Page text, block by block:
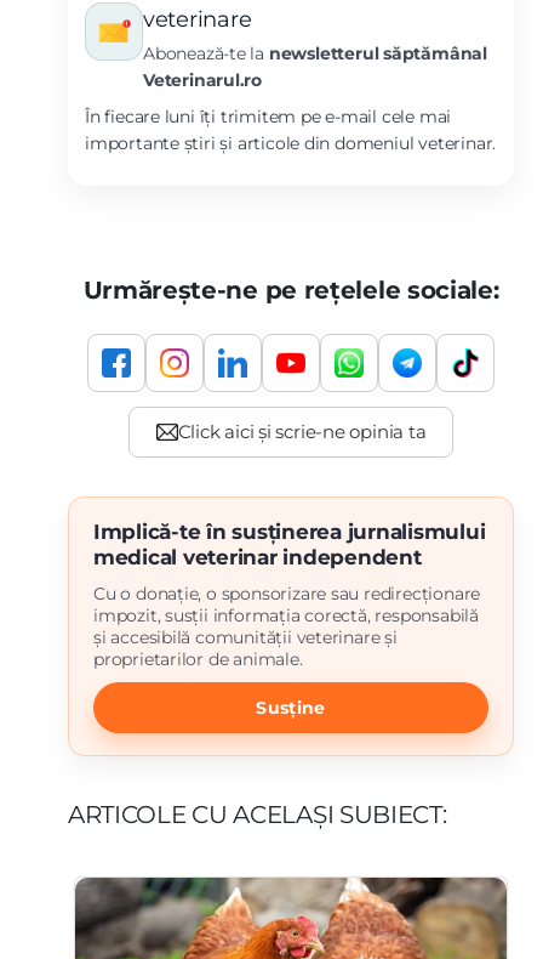
veterinare
Abonează-te la newsletterul săptămânal
Veterinarul.ro
În fiecare luni îți trimitem pe e-mail cele mai
importante știri și articole din domeniul veterinar.
Urmărește-ne pe rețelele sociale:
Implică-te în susținerea jurnalismului
medical veterinar independent
Cu o donație, o sponsorizare sau redirecționare
impozit, susții informația corectă, responsabilă
și accesibilă comunității veterinare și
proprietarilor de animale.
Susține
ARTICOLE CU ACELAȘI SUBIECT: